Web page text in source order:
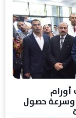
وسرعة حصول